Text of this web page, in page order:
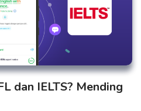
dan IELTS? Mending